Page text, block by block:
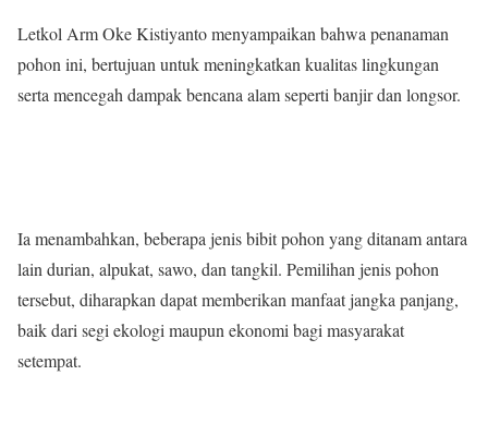
Letkol Arm Oke Kistiyanto menyampaikan bahwa penanaman
pohon ini, bertujuan untuk meningkatkan kualitas lingkungan
serta mencegah dampak bencana alam seperti banjir dan longsor.
Ia menambahkan, beberapa jenis bibit pohon yang ditanam antara
lain durian, alpukat, sawo, dan tangkil. Pemilihan jenis pohon
tersebut, diharapkan dapat memberikan manfaat jangka panjang,
baik dari segi ekologi maupun ekonomi bagi masyarakat
setempat.